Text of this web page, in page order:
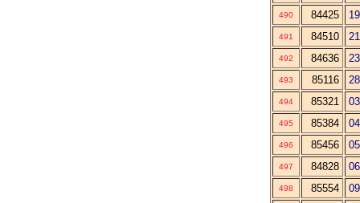
490 84425
491 84510
492 84636
493 85116
494 85321
495 85384
496 85456
497 84828
498 85554